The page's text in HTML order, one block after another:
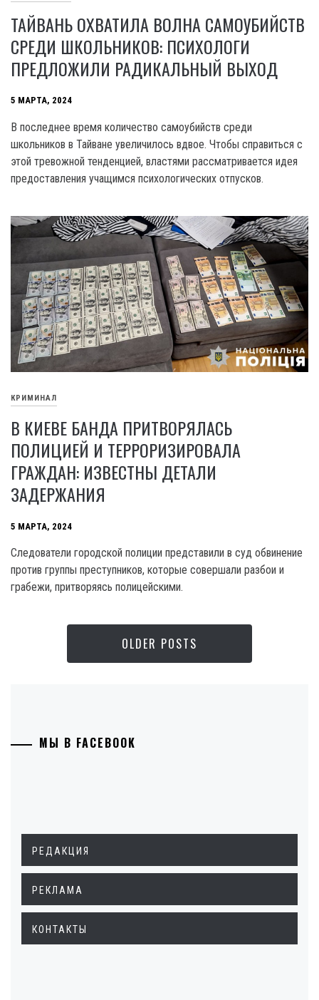
ТАЙВАНЬ ОХВАТИЛА ВОЛНА САМОУБИЙСТВ
СРЕДИ ШКОЛЬНИКОВ: ПСИХОЛОГИ
ПРЕДЛОЖИЛИ РАДИКАЛЬНЫЙ ВЫХОД
5 МАРТА, 2024
В последнее время количество самоубийств среди
школьников в Тайване увеличилось вдвое. Чтобы справиться с
этой тревожной тенденцией, властями рассматривается идея
предоставления учащимся психологических отпусков.
КРИМИНАЛ
В КИЕВЕ БАНДА ПРИТВОРЯЛАСЬ
ПОЛИЦИЕЙ И ТЕРРОРИЗИРОВАЛА
ГРАЖДАН: ИЗВЕСТНЫ ДЕТАЛИ
ЗАДЕРЖАНИЯ
5 МАРТА, 2024
Следователи городской полиции представили в суд обвинение
против группы преступников, которые совершали разбои и
грабежи, притворяясь полицейскими.
OLDER POSTS
МЫ В FACEBOOK
РЕДАКЦИЯ
РЕКЛАМА
КОНТАКТЫ